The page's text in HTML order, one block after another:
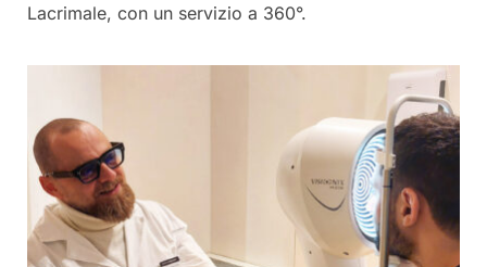
Lacrimale, con un servizio a 360°.